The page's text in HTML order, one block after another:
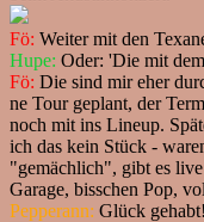
Fö: Weiter mit den
Hupe: Oder: 'Die mit
Fö: Die sind mir eher
ne Tour geplant, der
noch mit ins Lineup.
ich das kein Stück -
"gemächlich", gibt es
Garage, bisschen Pop,
Pepperann: Glück gehabt!